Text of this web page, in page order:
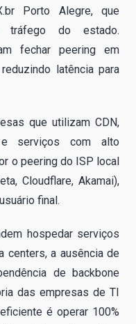
Porto Alegre, que
tráfego do estado.
fechar peering em
latência para
que utilizam CDN,
e serviços com alto
o peering do ISP local
Cloudflare, Akamai),
final.
hospedar serviços
centers, a ausência de
de backbone
das empresas de TI
é operar 100%